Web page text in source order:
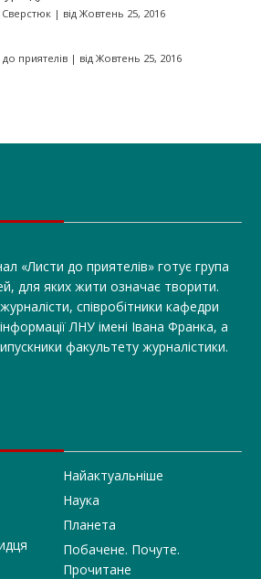
Сверстюк| від Жовтень 25, 2016
приятелів| від Жовтень 25, 2016
«Листи до приятелів» готує група
для яких жити означає творити.
співробітники кафедри
ЛНУ імені Івана Франка, а
факультету журналістики.
Найактуальніше
Наука
Планета
Побачене. Почуте.
Прочитане